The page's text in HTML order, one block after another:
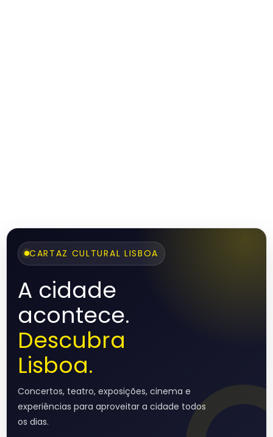
CARTAZ CULTURAL LISBOA
A cidade
acontece.
Descubra
Lisboa.
Concertos, teatro, exposições, cinema e
experiências para aproveitar a cidade todos
os dias.